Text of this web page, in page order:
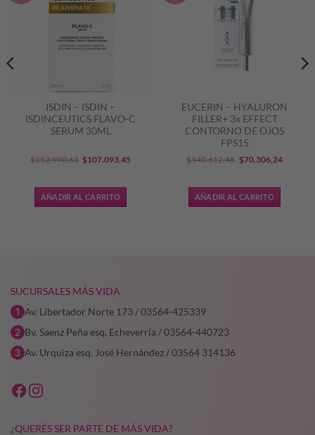
ISDIN – ISDIN –
ISDINCEUTICS FLAVO-C
SERUM 30ML
$152.990,65 El
original
era:
$107.093,45
AÑADIR AL CARRITO
EUCERIN – HYALURON
FILLER+ 3x EFFECT
CONTORNO DE OJOS
FPS15
$140.612,48 El
original
era:
$70.306,24El
AÑADIR AL CARRITO
SUCURSALES MÁS VIDA
Av. Libertador Norte 173 / 03564-425339
Bv. Saenz Peña esq. Echeverría / 03564-440723
Av. Urquiza esq. José Hernández / 03564 314136
¿QUERÉS SER PARTE DE MÁS VIDA?